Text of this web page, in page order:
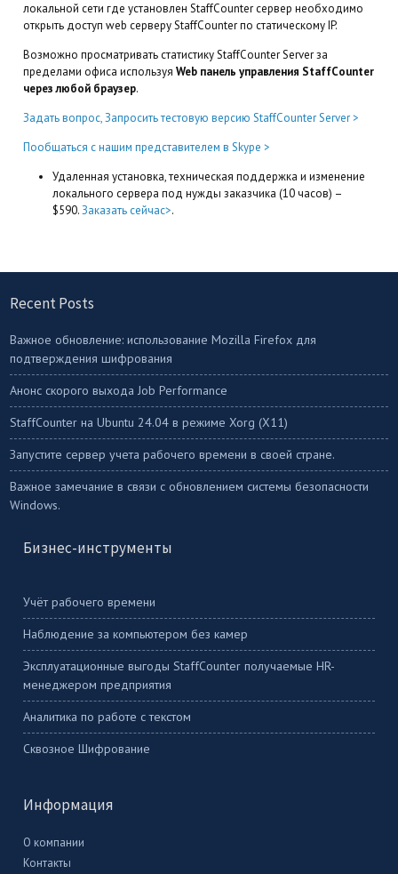
локальной сети где установлен StaffCounter сервер необходимо
открыть доступ web серверу StaffCounter по статическому IP.
Возможно просматривать статистику StaffCounter Server за
пределами офиса используяWeb панель управления StaffCounter
через любой браузер.
Задать вопрос, Запросить тестовую версию StaffCounter Server >
Пообщаться с нашим представителем в Skype >
Удаленная установка, техническая поддержка и изменение
локального сервера под нужды заказчика (10 часов) –
$590.Заказать сейчас>.
Recent Posts
Важное обновление: использование Mozilla Firefox для
подтверждения шифрования
Анонс скорого выхода Job Performance
StaffСounter на Ubuntu 24.04 в режиме Xorg (X11)
Запустите сервер учета рабочего времени в своей стране.
Важное замечание в связи с обновлением системы безопасности
Windows.
Бизнес-инструменты
Учёт рабочего времени
Наблюдение за компьютером без камер
Эксплуатационные выгоды StaffCounter получаемые HR-
менеджером предприятия
Аналитика по работе с текстом
Сквозное Шифрование
Информация
О компании
Контакты